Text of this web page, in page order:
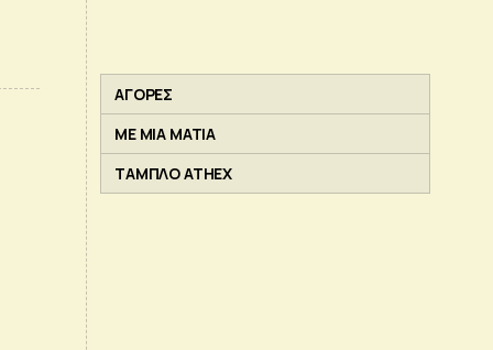
ΑΓΟΡΕΣ
ΜΕ ΜΙΑ ΜΑΤΙΑ
ΤΑΜΠΛΟ ATHEX